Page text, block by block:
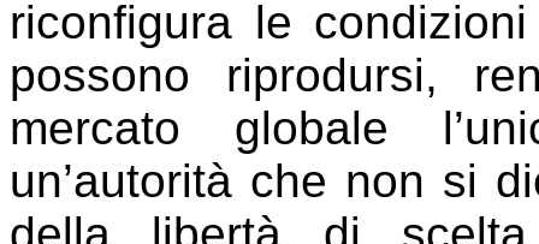
riconfigura le
possono riprodursi,
mercato globale
un’autorità che non si
della libertà di